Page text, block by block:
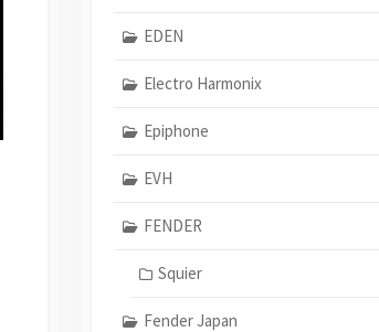
EDEN
Electro Harmonix
Epiphone
EVH
FENDER
Squier
Fender Japan